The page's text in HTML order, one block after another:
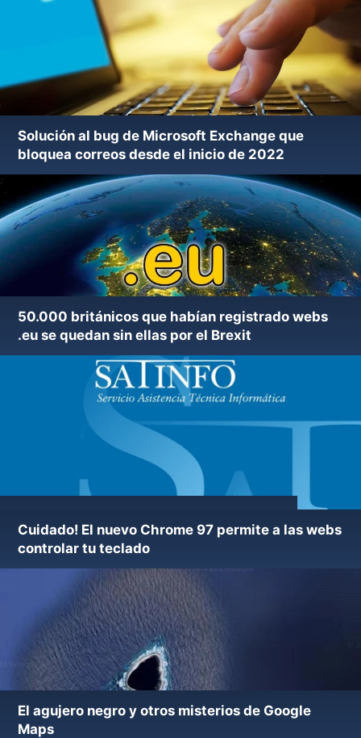
Solución al bug de Microsoft Exchange que
bloquea correos desde el inicio de 2022
50.000 británicos que habían registrado webs
.eu se quedan sin ellas por el Brexit
Cuidado! El nuevo Chrome 97 permite a las webs
controlar tu teclado
El agujero negro y otros misterios de Google
Maps